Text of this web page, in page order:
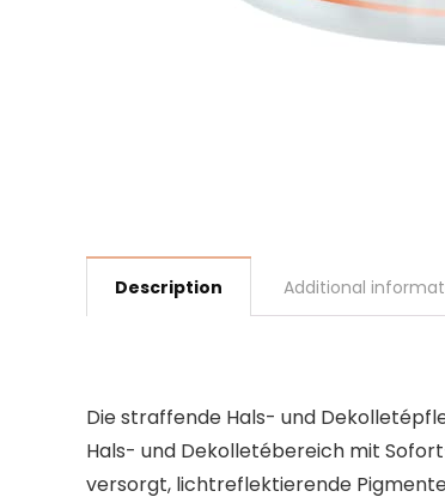
Description Additional
Die straffende Hals- und
Hals- und Dekolletébereich mit
versorgt, lichtreflektierende